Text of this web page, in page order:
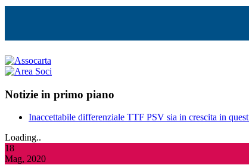
Notizie in primo piano
Inaccettabile differenziale TTF PSV sia in crescita in
Loading..
18
Mag, 2020